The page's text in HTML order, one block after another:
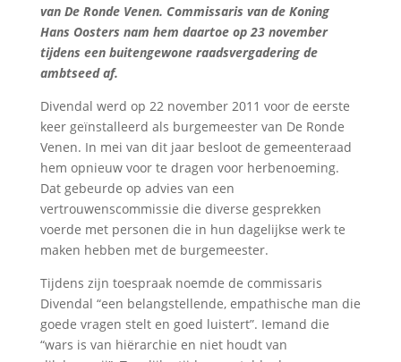
van De Ronde Venen. Commissaris van de Koning
Hans Oosters nam hem daartoe op 23 november
tijdens een buitengewone raadsvergadering de
ambtseed af.
Divendal werd op 22 november 2011 voor de eerste
keer geïnstalleerd als burgemeester van De Ronde
Venen. In mei van dit jaar besloot de gemeenteraad
hem opnieuw voor te dragen voor herbenoeming.
Dat gebeurde op advies van een
vertrouwenscommissie die diverse gesprekken
voerde met personen die in hun dagelijkse werk te
maken hebben met de burgemeester.
Tijdens zijn toespraak noemde de commissaris
Divendal “een belangstellende, empathische man die
goede vragen stelt en goed luistert”. Iemand die
“wars is van hiërarchie en niet houdt van